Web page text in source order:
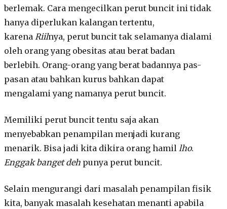
berlemak. Cara mengecilkan perut buncit ini tidak
hanya diperlukan kalangan tertentu,
karena Riilnya, perut buncit tak selamanya dialami
oleh orang yang obesitas atau berat badan
berlebih. Orang-orang yang berat badannya pas-
pasan atau bahkan kurus bahkan dapat
mengalami yang namanya perut buncit.
Memiliki perut buncit tentu saja akan
menyebabkan penampilan menjadi kurang
menarik. Bisa jadi kita dikira orang hamil lho.
Enggak banget deh punya perut buncit.
Selain mengurangi dari masalah penampilan fisik
kita, banyak masalah kesehatan menanti apabila